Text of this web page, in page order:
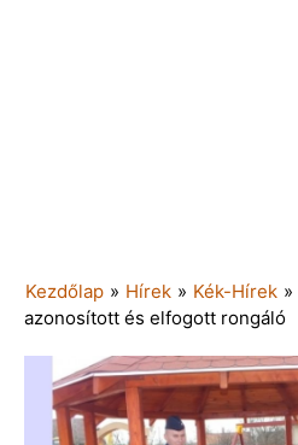
Kezdőlap » Hírek » Kék-Hírek »
azonosított és elfogott rongáló